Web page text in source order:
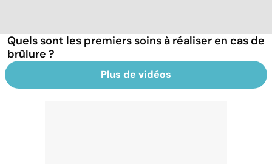
Quels sont les premiers soins à réaliser en cas de
brûlure ?
Plus de vidéos